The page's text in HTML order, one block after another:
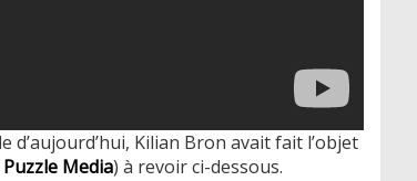
Kilian Bron avait fait l’objet
Puzzle Media) à revoir ci-dessous.